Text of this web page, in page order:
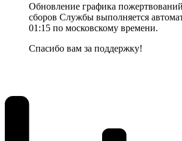
Обновление графика
сборов Службы выполняется
01:15 по московскому времени.
Спасибо вам за поддержку!